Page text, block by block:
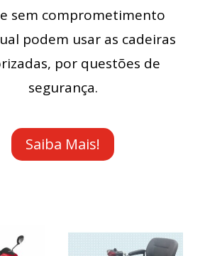
sem comprometimento
podem usar as cadeiras
por questões de
segurança.
Saiba Mais!